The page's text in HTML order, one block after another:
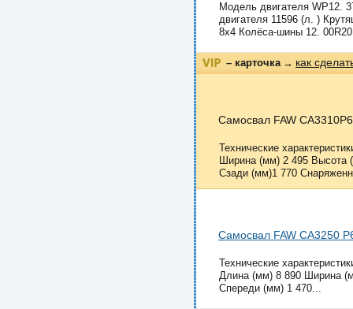
Модель двигателя WP12.
двигателя 11596 (л. )
8x4 Колёса-шины 12.
– карточка → как
Самосвал FAW
Технические
Ширина (мм) 2 495 Высота
Сзади (мм)1 770
Самосвал FAW CA3250
Технические
Длина (мм) 8 890 Ширина
Спереди (мм) 1 470...